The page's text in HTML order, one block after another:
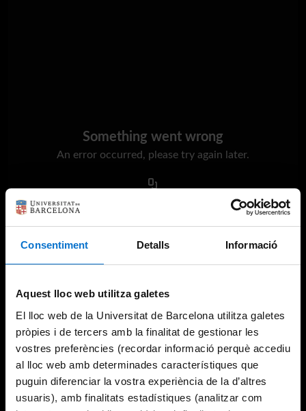
Consentiment Detalls Informació
Aquest lloc web utilitza galetes
El lloc web de la Universitat de Barcelona utilitza galetes
pròpies i de tercers amb la finalitat de gestionar les
vostres preferències (recordar informació perquè accediu
al lloc web amb determinades característiques que
puguin diferenciar la vostra experiència de la d’altres
usuaris), amb finalitats estadístiques (analitzar com
Something went wrong
An error occurred, please try again later.